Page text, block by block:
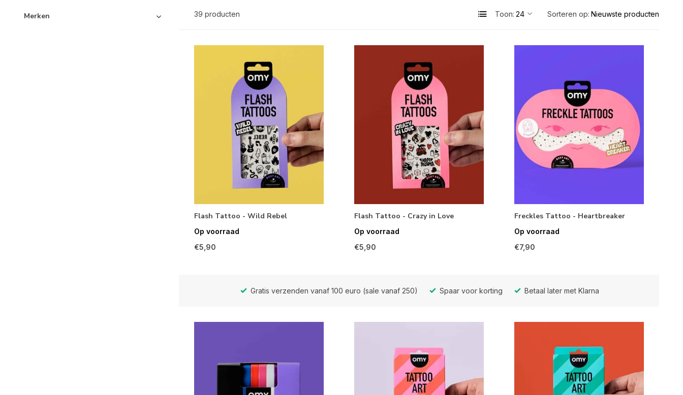
Merken 39 producten Toon: Sorteren op:
Flash Tattoo - Wild Rebel
Op voorraad
€5,90
Flash Tattoo - Crazy in Love
Op voorraad
€5,90
Freckles Tattoo - Heartbreaker
Op voorraad
€7,90
Gratis verzenden vanaf 100 euro (sale vanaf 250) Spaar voor korting Betaal later met Klarna